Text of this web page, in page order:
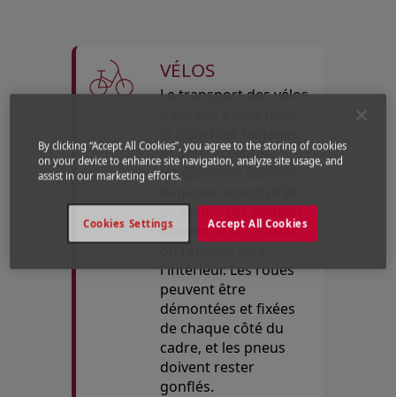
VÉLOS
Le transport des vélos
Ils sont acceptés
uniquement comme
en soute. Les pédales
doivent être retirées
l'intérieur. Les roues
peuvent être
démontées et fixées
de chaque côté du
cadre, et les pneus
doivent rester
gonflés.
By clicking “Accept All Cookies”, you agree to the storing of cookies
on your device to enhance site navigation, analyze site usage, and
assist in our marketing efforts.
Accept All Cookies
Cookies Settings